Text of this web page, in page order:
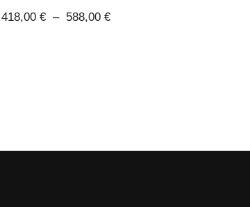
418,00€ – 588,00€